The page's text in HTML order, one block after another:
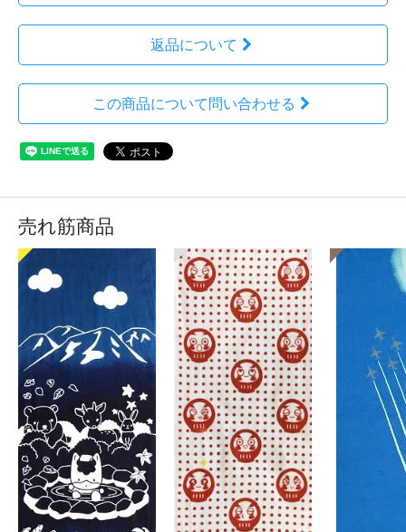
返品について
この商品について問い合わせる
売れ筋商品